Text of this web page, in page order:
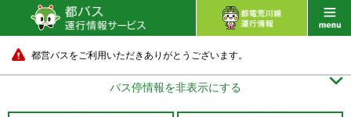
都営バスをご利用いただきありがとうございます。
バス停情報を非表示にする 